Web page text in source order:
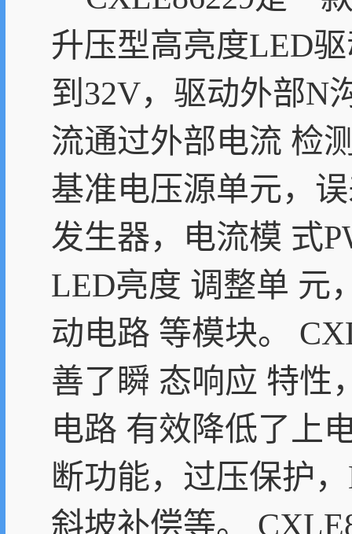
升压型高亮度LED
到32V，驱动外部N
流通过外部电流 检
基准电压源单元，
发生器，电流模 式
LED亮度 调整单 元
动电路 等模块。
善了瞬 态响应 特性
电路 有效降低了上
断功能，过压保护
斜坡补偿等。